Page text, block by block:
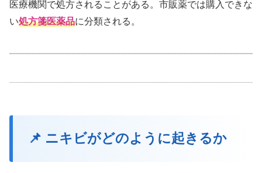
医療機関で処方されることがある。市販薬では購入できな
い処方箋医薬品に分類される。
📌 ニキビがどのように起きるか